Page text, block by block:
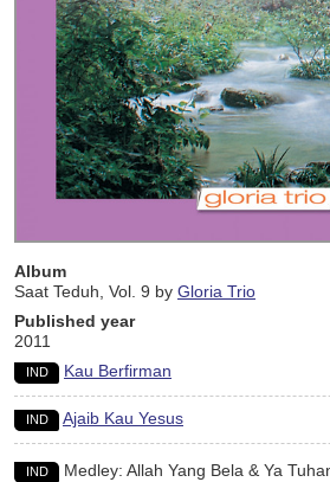
Album
Saat Teduh, Vol. 9 by Gloria Trio
Published year
2011
IND Kau Berfirman
IND Ajaib Kau Yesus
IND Medley: Allah Yang Bela & Ya